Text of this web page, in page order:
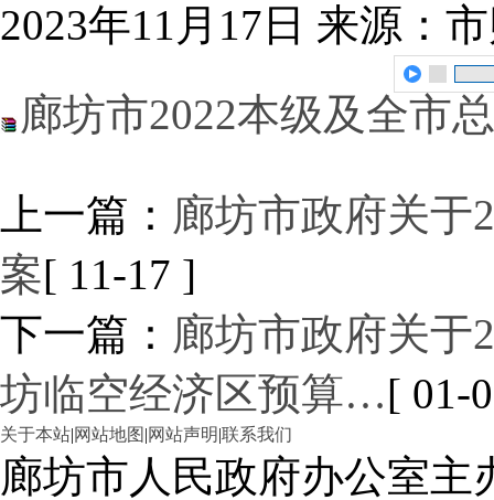
2023年11月17日 来源：
廊坊市2022本级及全市
上一篇： 廊坊市政府关于
案[ 11-17 ]
下一篇： 廊坊市政府关于
坊临空经济区预算…[ 01-
关于本站|网站地图 |网站声明|联系我们
廊坊市人民政府办公室